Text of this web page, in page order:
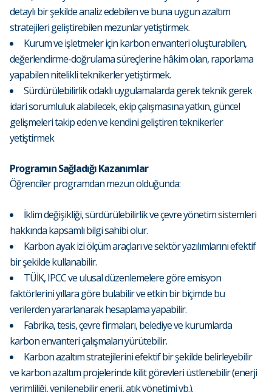
detaylı bir şekilde analiz edebilen ve buna uygun azaltım
stratejileri geliştirebilen mezunlar yetiştirmek.
Kurum ve işletmeler için karbon envanteri oluşturabilen,
değerlendirme-doğrulama süreçlerine hâkim olan, raporlama
yapabilen nitelikli teknikerler yetiştirmek.
Sürdürülebilirlik odaklı uygulamalarda gerek teknik gerek
idari sorumluluk alabilecek, ekip çalışmasına yatkın, güncel
gelişmeleri takip eden ve kendini geliştiren teknikerler
yetiştirmek
Programın Sağladığı Kazanımlar
Öğrenciler programdan mezun olduğunda:
İklim değişikliği, sürdürülebilirlik ve çevre yönetim sistemleri
hakkında kapsamlı bilgi sahibi olur.
Karbon ayak izi ölçüm araçları ve sektör yazılımlarını efektif
bir şekilde kullanabilir.
TÜİK, IPCC ve ulusal düzenlemelere göre emisyon
faktörlerini yıllara göre bulabilir ve etkin bir biçimde bu
verilerden yararlanarak hesaplama yapabilir.
Fabrika, tesis, çevre firmaları, belediye ve kurumlarda
karbon envanteri çalışmaları yürütebilir.
Karbon azaltım stratejilerini efektif bir şekilde belirleyebilir
ve karbon azaltım projelerinde kilit görevleri üstlenebilir (enerji
verimliliği, yenilenebilir enerji, atık yönetimi vb.).